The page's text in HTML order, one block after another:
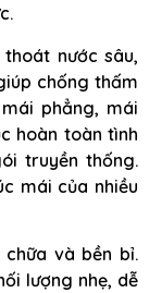
nước sâu,
chống thấm
phẳng, mái
hoàn toàn tình
truyền thống.
mái của nhiều
và bền bỉ.
lượng nhẹ, dễ